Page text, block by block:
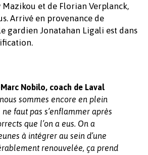
Mazikou et de Florian Verplanck,
Arrivé en provenance de
gardien Jonatahan Ligali est dans
Marc Nobilo, coach de Laval
sommes encore en plein
faut pas s’enflammer après
que l’on a eus. On a
à intégrer au sein d’une
renouvelée, ça prend